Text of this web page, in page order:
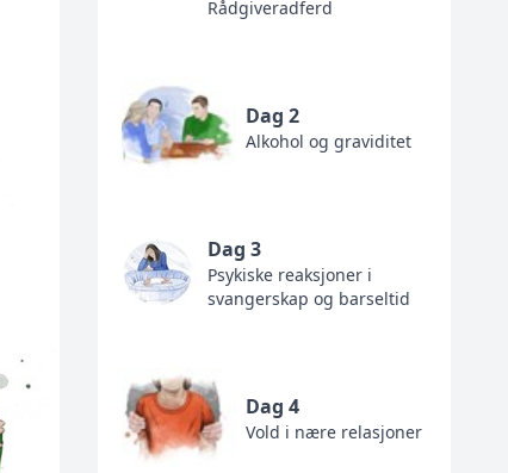
Rådgiveradferd
Dag 2
Alkohol og graviditet
Dag 3
Psykiske reaksjoner i
svangerskap og barseltid
Dag 4
Vold i nære relasjoner